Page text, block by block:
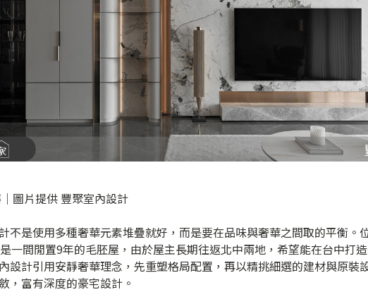
圖片提供 豐聚室內設計
不是使用多種奢華元素堆疊就好，而是要在品味與奢華之間取的平衡。
一間閒置9年的毛胚屋，由於屋主長期往返北中兩地，希望能在台中打
設計引用安靜奢華理念，先重塑格局配置，再以精挑細選的建材與原裝
，富有深度的豪宅設計。